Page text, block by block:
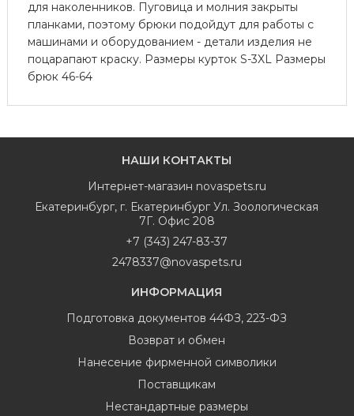
для наколенников. Пуговица и молния закрыты
планками, поэтому брюки подойдут для работы с
машинами и оборудованием - детали изделия не
поцарапают краску. Размеры курток S-3XL Размеры
брюк 46-64
НАШИ КОНТАКТЫ
Интернет-магазин novaspets.ru
Екатеринбург, г. Екатеринбург Ул. Зоологическая
7Г. Офис 208
+7 (343) 247-83-37
2478337@novaspets.ru
ИНФОРМАЦИЯ
Подготовка документов 44ФЗ, 223-ФЗ
Возврат и обмен
Нанесение фирменной символики
Поставщикам
Нестандартные размеры